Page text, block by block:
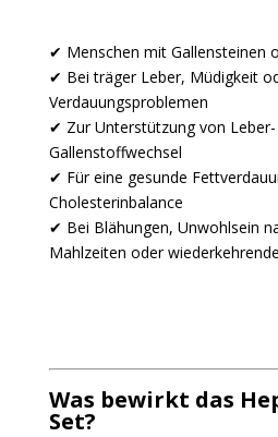
✔ Menschen mit Gallensteinen
✔ Bei träger Leber, Müdigkeit
Verdauungsproblemen
✔ Zur Unterstützung von Leber-
Gallenstoffwechsel
✔ Für eine gesunde
Cholesterinbalance
✔ Bei Blähungen, Unwohlsein
Mahlzeiten oder
Was bewirkt das
Set?